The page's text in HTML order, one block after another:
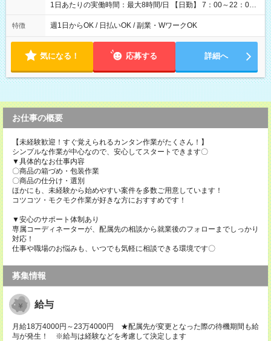
1日あたりの実働時間：最大8時間/日 【日勤】 7：00～22：00
の間で8時間勤務（休憩時間は法定通り） ※週1日～OK ／ 夜勤
なし ＊＊ 勤務時間例 ＊＊ ■8時から17時 ■9時から18時 ■10
定（毎週同じ曜日勤務）
特徴 週1日からOK / 日払いOK / 副業・WワークOK
気になる！ 応募する 詳細へ
お仕事の概要
【未経験歓迎！すぐ覚えられるカンタン作業がたくさん！】
シンプルな作業が中心なので、安心してスタートできます〇
▼具体的なお仕事内容
〇商品の箱づめ・包装作業
〇商品の仕分け・選別
ほかにも、未経験から始めやすい案件を多数ご用意しています！
コツコツ・モクモク作業が好きな方におすすめです！
▼安心のサポート体制あり
専属コーディネーターが、配属先の相談から就業後のフォローまでしっかり
対応！
仕事や職場のお悩みも、いつでも気軽に相談できる環境です〇
募集情報
給与
月給18万4000円～23万4000円 ★配属先が変更となった際の待機期間も給
与が発生！ ※給与は経験などを考慮して決定します